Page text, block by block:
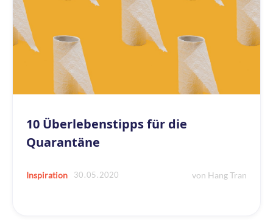
10 Überlebenstipps für die
Quarantäne
Inspiration 30.05.2020 von Hang Tran